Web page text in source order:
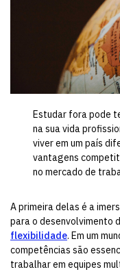
Estudar fora pode
na sua vida
viver em um país
vantagens
no mercado de
A primeira delas é a
para o desenvolvimento
flexibilidade. Em um
competências são
trabalhar em equipes